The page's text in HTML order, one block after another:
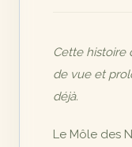
Cette histoire
de vue et
déjà.
Le Môle des